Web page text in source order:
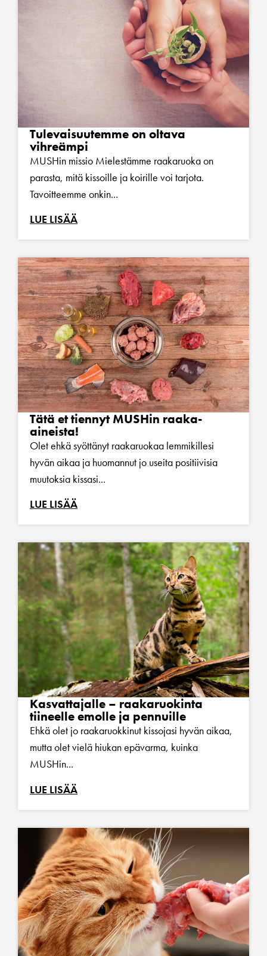
Tulevaisuutemme on oltava
vihreämpi
MUSHin missio Mielestämme raakaruoka on
parasta, mitä kissoille ja koirille voi tarjota.
Tavoitteemme onkin...
LUE LISÄÄ
Tätä et tiennyt MUSHin raaka-
aineista!
Olet ehkä syöttänyt raakaruokaa lemmikillesi
hyvän aikaa ja huomannut jo useita positiivisia
muutoksia kissasi...
LUE LISÄÄ
Kasvattajalle – raakaruokinta
tiineelle emolle ja pennuille
Ehkä olet jo raakaruokkinut kissojasi hyvän aikaa,
mutta olet vielä hiukan epävarma, kuinka
MUSHin...
LUE LISÄÄ